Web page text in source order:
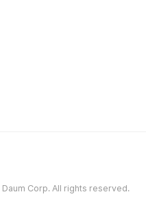
Corp. All rights reserved.